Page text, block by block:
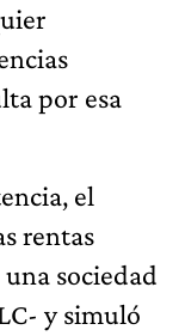
por esa
el
rentas
sociedad
y simuló